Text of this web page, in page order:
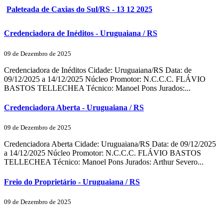
Paleteada de Caxias do Sul/RS - 13 12 2025
Credenciadora de Inéditos - Uruguaiana / RS
09 de Dezembro de 2025
Credenciadora de Inéditos Cidade: Uruguaiana/RS Data: de
09/12/2025 a 14/12/2025 Núcleo Promotor: N.C.C.C. FLÁVIO
BASTOS TELLECHEA Técnico: Manoel Pons Jurados:...
Credenciadora Aberta - Uruguaiana / RS
09 de Dezembro de 2025
Credenciadora Aberta Cidade: Uruguaiana/RS Data: de 09/12/2025
a 14/12/2025 Núcleo Promotor: N.C.C.C. FLÁVIO BASTOS
TELLECHEA Técnico: Manoel Pons Jurados: Arthur Severo...
Freio do Proprietário - Uruguaiana / RS
09 de Dezembro de 2025